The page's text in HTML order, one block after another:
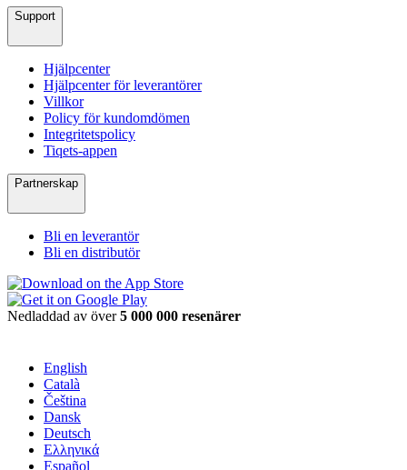
Support
Hjälpcenter
Hjälpcenter för leverantörer
Villkor
Policy för kundomdömen
Integritetspolicy
Tiqets-appen
Partnerskap
Bli en leverantör
Bli en distributör
Nedladdad av över5 000 000 resenärer
English
Català
Čeština
Dansk
Deutsch
Ελληνικά
Español